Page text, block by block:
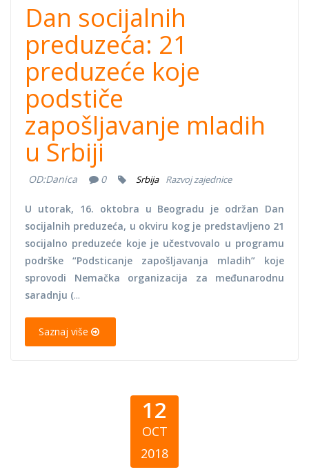
Dan socijalnih
preduzeća: 21
preduzeće koje
podstiče
zapošljavanje mladih
u Srbiji
OD:Danica 0 Srbija Razvoj zajednice
U utorak, 16. oktobra u Beogradu je održan Dan
socijalnih preduzeća, u okviru kog je predstavljeno 21
socijalno preduzeće koje je učestvovalo u programu
podrške “Podsticanje zapošljavanja mladih” koje
sprovodi Nemačka organizacija za međunarodnu
saradnju (...
Saznaj više
12
OCT
2018